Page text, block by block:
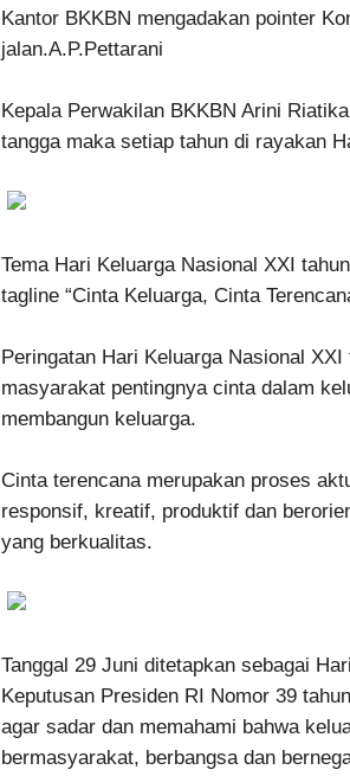
Kantor BKKBN mengadakan pointer
jalan.A.P.Pettarani
Kepala Perwakilan BKKBN Arini
tangga maka setiap tahun di rayakan
Tema Hari Keluarga Nasional XXI
tagline “Cinta Keluarga, Cinta
Peringatan Hari Keluarga Nasional
masyarakat pentingnya cinta dalam
membangun keluarga.
Cinta terencana merupakan proses
responsif, kreatif, produktif dan
yang berkualitas.
Tanggal 29 Juni ditetapkan sebagai
Keputusan Presiden RI Nomor 39
agar sadar dan memahami bahwa
bermasyarakat, berbangsa dan